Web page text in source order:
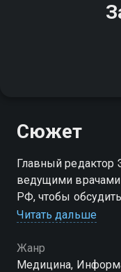
Сюжет
Главный редактор
ведущими врачами
РФ, чтобы
и
Читать дальше
Жанр
Медицина,